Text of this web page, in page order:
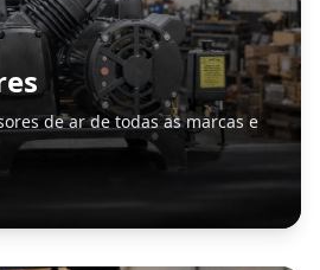
de ar de todas as marcas e